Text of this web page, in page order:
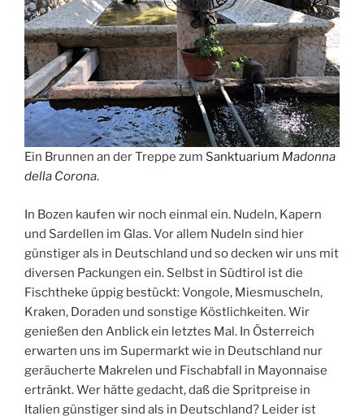
Ein Brunnen an der Treppe zum Sanktuarium Madonna
della Corona.
In Bozen kaufen wir noch einmal ein. Nudeln, Kapern
und Sardellen im Glas. Vor allem Nudeln sind hier
günstiger als in Deutschland und so decken wir uns mit
diversen Packungen ein. Selbst in Südtirol ist die
Fischtheke üppig bestückt: Vongole, Miesmuscheln,
Kraken, Doraden und sonstige Köstlichkeiten. Wir
genießen den Anblick ein letztes Mal. In Österreich
erwarten uns im Supermarkt wie in Deutschland nur
geräucherte Makrelen und Fischabfall in Mayonnaise
ertränkt. Wer hätte gedacht, daß die Spritpreise in
Italien günstiger sind als in Deutschland? Leider ist